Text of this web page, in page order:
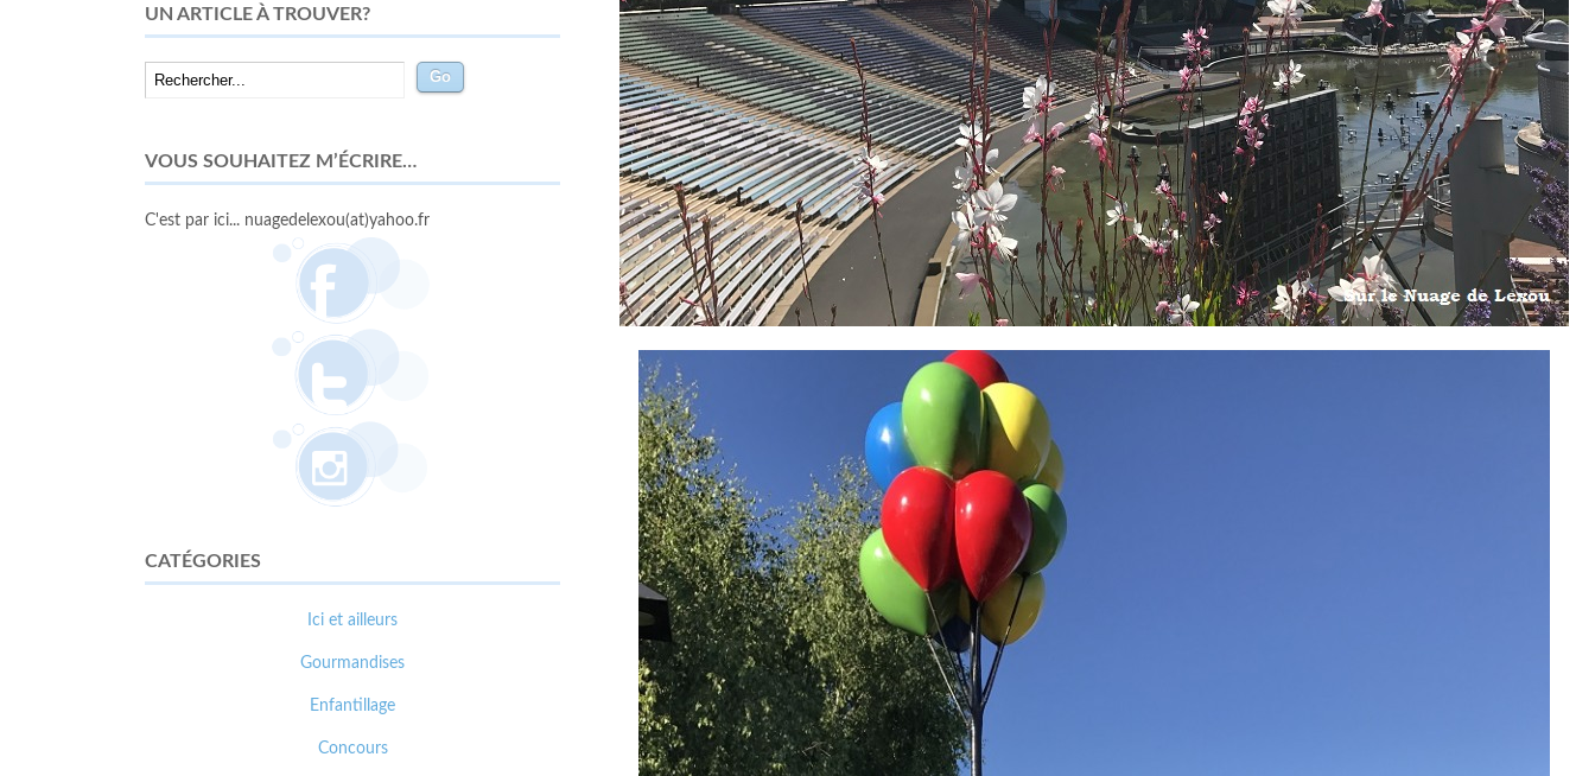
UN ARTICLE À TROUVER?
VOUS SOUHAITEZ M’ÉCRIRE…
C'est par ici... nuagedelexou(at)yahoo.fr
CATÉGORIES
Ici et ailleurs
Gourmandises
Enfantillage
Concours